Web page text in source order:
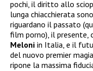
pochi, il diritto allo
lunga chiacchierata
riguardano il passato
film porno), il presente,
Meloni in Italia, e il
del nuovo premier
ripone la massima